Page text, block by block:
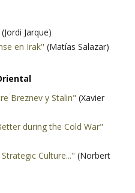
(Jordi Jarque)
en Irak'' (Matías Salazar)
Breznev y Stalin" (Xavier
during the Cold War"
Culture..." (Norbert